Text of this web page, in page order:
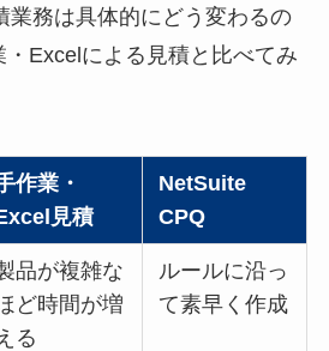
業務は具体的にどう変わるの
Excelによる見積と比べてみ
作業・
見積
NetSuite
CPQ
品が複雑な
ど時間が増
る
ルールに沿っ
て素早く作成